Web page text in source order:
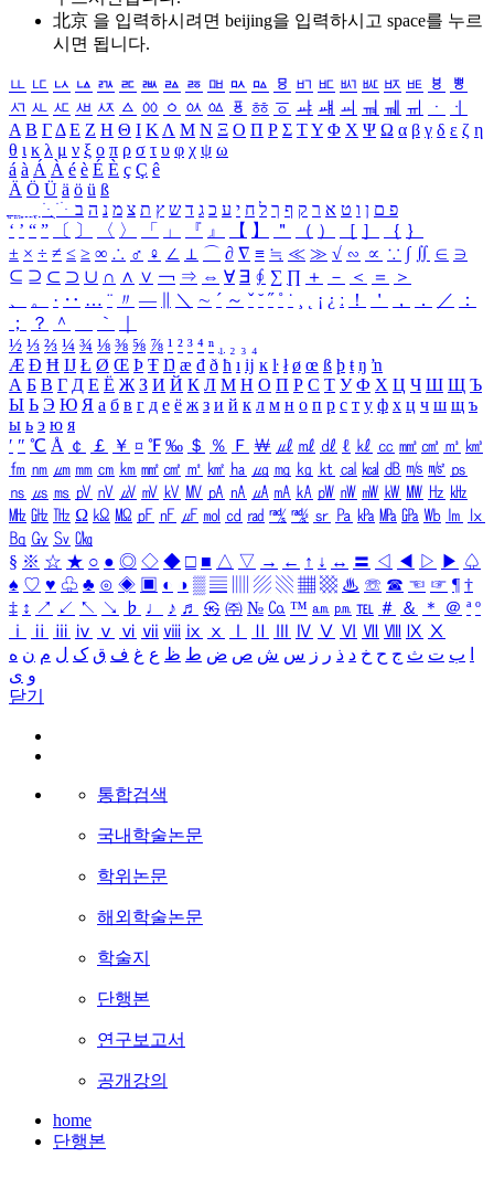
北京 을 입력하시려면 beijing을 입력하시고 space를 누르
시면 됩니다.
ㅥ ㅦ ㅧ ㅨ ㅩ ㅪ ㅫ ㅬ ㅭ ㅮ ㅯ ㅰ ㅱ ㅲ ㅳ ㅴ ㅵ ㅶ ㅷ ㅸ
ㅹ
ㅺ ㅻ ㅼ ㅽ ㅾ ㅿ ㆀ ㆁ ㆂ ㆃ ㆄ ㆅ ㆆ ㆇ ㆈ ㆉ ㆊ ㆋ ㆌ ㆍ
ㆎ
Α Β ΓΔ Ε Ζ Η Θ Ι ΚΛ Μ Ν Ξ Ο Π Ρ Σ ΤΥ Φ Χ Ψ Ω α β γ δ ε ζ η
θ ι κ λ μ ν ξ ο π ρ σ τ υ φ χ ψ ω
á à Á À é è É È ç Ç ê
Ä Ö Ü ä ö ü ß
ִֶֹ ֻּ ׁׂ פ ם ן ו ט א ר ק ף ך ל ח י ע כ ג ד ש ץ ת צ מ נ ה ב
‘ ’ “ ” 〔 〕 〈 〉 「 」 『 』 【 】 ＂ （ ） ［ ］ ｛ ｝
± × ÷ ≠ ≤ ≥ ∞ ∴ ♂ ♀ ∠ ⊥ ⌒ ∂ ∇ ≡ ≒ ≪ ≫ √ ∽ ∝ ∵ ∫ ∬ ∈ ∋
⊆ ⊇ ⊂ ⊃ ∪ ∩ ∧ ∨ ￢ ⇒ ⇔ ∀ ∃ ∮ ∑ ∏ ＋ － ＜ ＝
＞
、
。 · ‥ … ¨ 〃 ― ＼ ∼ ´ ～ ˇ ˘ ˝ ˚ ˙ ¸ ¡ ¿ ː ！ ＇ ， ． ／
：
；
？ ＾ ｀
½ ⅓ ⅔ ¼ ¾ ⅛ ⅜ ⅝ ⅞ ¹ ² ³ ⁴ ⁿ ₁ ₂ ₃ ₄
Æ Ð Ħ Ĳ Ł Ø Œ Þ Ŧ Ŋ æ đ ð ħ ı ĳ ĸ ŀ ł ø œ ß þ ŧ ŋ ŉ
А Б В Г Д Е Ё Ж З И Й К Л М Н О П Р С Т У Ф Х Ц Ч Ш Щ Ъ
Ы Ь Э Ю Я а б в г д е ё ж з и й к л м н о п р с т у ф х ц ч ш щ ъ
ы ь э ю я
′ ″ ℃ Å ￠ ￡ ￥ ¤ ℉ ‰ ＄ ％ Ｆ ￦ ㎕ ㎖ ㎗ ℓ ㎘ ㏄ ㎣ ㎤ ㎥ ㎦
㎙ ㎚ ㎛ ㎜ ㎝ ㎞ ㎟ ㎠ ㎡ ㎢ ㏊ ㎍ ㎎ ㎏ ㏏ ㎈ ㎉ ㏈ ㎧ ㎨ ㎰
㎱ ㎲ ㎳ ㎴ ㎵ ㎶ ㎷ ㎸ ㎹ ㎀ ㎁ ㎂ ㎃ ㎄ ㎺ ㎻ ㎽ ㎾ ㎿ ㎐ ㎑
㎒ ㎓ ㎔ Ω ㏀ ㏁ ㎊ ㎋ ㎌ ㏖ ㏅ ㎭ ㎮ ㎯ ㏛ ㎩ ㎪ ㎫ ㎬ ㏝ ㏐
㏓
㏃ ㏉ ㏜ ㏆
§ ※ ☆ ★ ○ ● ◎ ◇ ◆ □ ■ △ ▽ → ← ↑ ↓ ↔ 〓 ◁ ◀ ▷ ▶ ♤
♠ ♡ ♥ ♧ ♣ ⊙ ◈ ▣ ◐ ◑ ▒ ▤ ▨ ▧ ▦ ▩ ♨ ☏ ☎ ☜ ☞ ¶ †
‡ ↕ ↗ ↙ ↖ ↘ ♭ ♩ ♪ ♬ ㉿ ㈜ № ㏇ ™ ㏂ ㏘ ℡ ＃ ＆ ＊ ＠ ª º
ⅰ
ⅱ ⅲ ⅳ ⅴ ⅵ ⅶ ⅷ ⅸ ⅹ Ⅳ Ⅴ Ⅵ Ⅶ Ⅷ Ⅸ Ⅹ
ب ت ث ج ح خ د ذ ر ز س ش ص ض ط ظ ع غ ف ق ک ل م ن ه
و ی
닫기
통합검색
국내학술논문
학위논문
해외학술논문
학술지
단행본
연구보고서
공개강의
home
단행본